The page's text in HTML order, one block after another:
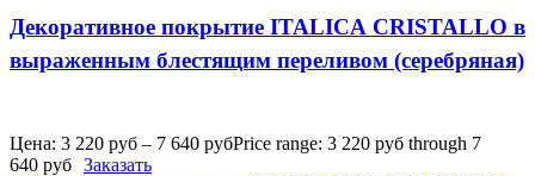
Декоративное покрытие ITALICA CRISTALLO в
выраженным блестящим переливом (серебряная)
Цена: 3 220 руб – 7 640 рубPrice range: 3 220 руб through 7
640 руб Заказать